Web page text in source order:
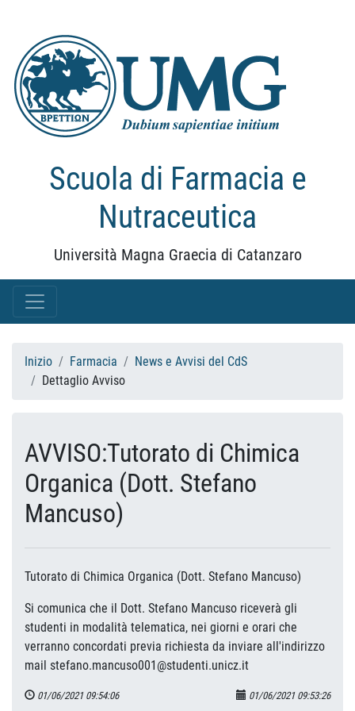
Scuola di Farmacia e
Nutraceutica
Università Magna Graecia di Catanzaro
Inizio Farmacia
News e Avvisi del CdS
Dettaglio Avviso
AVVISO:Tutorato di Chimica
Organica (Dott. Stefano
Mancuso)
Tutorato di Chimica Organica (Dott. Stefano Mancuso)
Si comunica che il Dott. Stefano Mancuso riceverà gli
studenti in modalità telematica, nei giorni e orari che
verranno concordati previa richiesta da inviare all'indirizzo
mail stefano.mancuso001@studenti.unicz.it
01/06/2021 09:54:06 01/06/2021 09:53:26